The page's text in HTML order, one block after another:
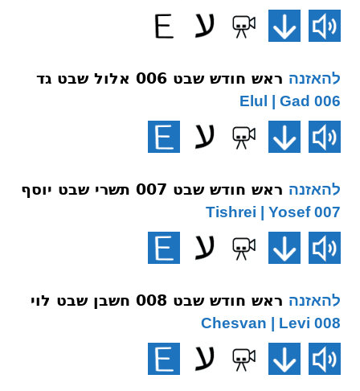
להאזנה ראש חודש שבט 006 אלול שבט גד
006 Elul | Gad
להאזנה ראש חודש שבט 007 תשרי שבט יוסף
007 Tishrei | Yosef
להאזנה ראש חודש שבט 008 חשבן שבט לוי
008 Chesvan | Levi